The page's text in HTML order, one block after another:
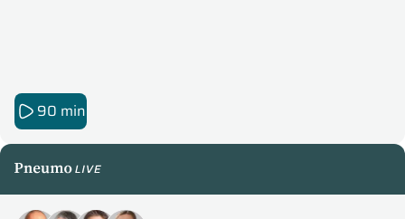
90 min
PneumoLive